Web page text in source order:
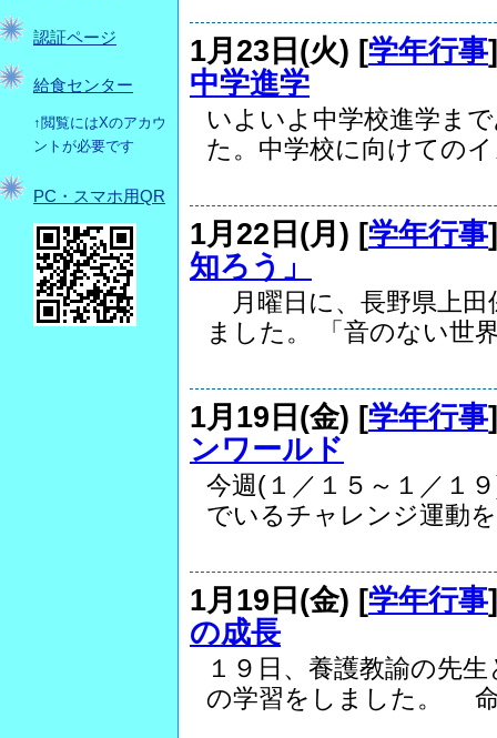
認証ページ
給食センター
↑閲覧にはXのアカウ
ントが必要です
PC・スマホ用QR
1月23日(火) [学年行事
中学進学
いよいよ中学校進学ま
た。中学校に向けての
1月22日(月) [学年行事
知ろう」
月曜日に、長野県上田
ました。 「音のない世
1月19日(金) [学年行事
ンワールド
今週(１／１５～１／１
でいるチャレンジ運動
1月19日(金) [学年行事
の成長
１９日、養護教諭の先
の学習をしました。